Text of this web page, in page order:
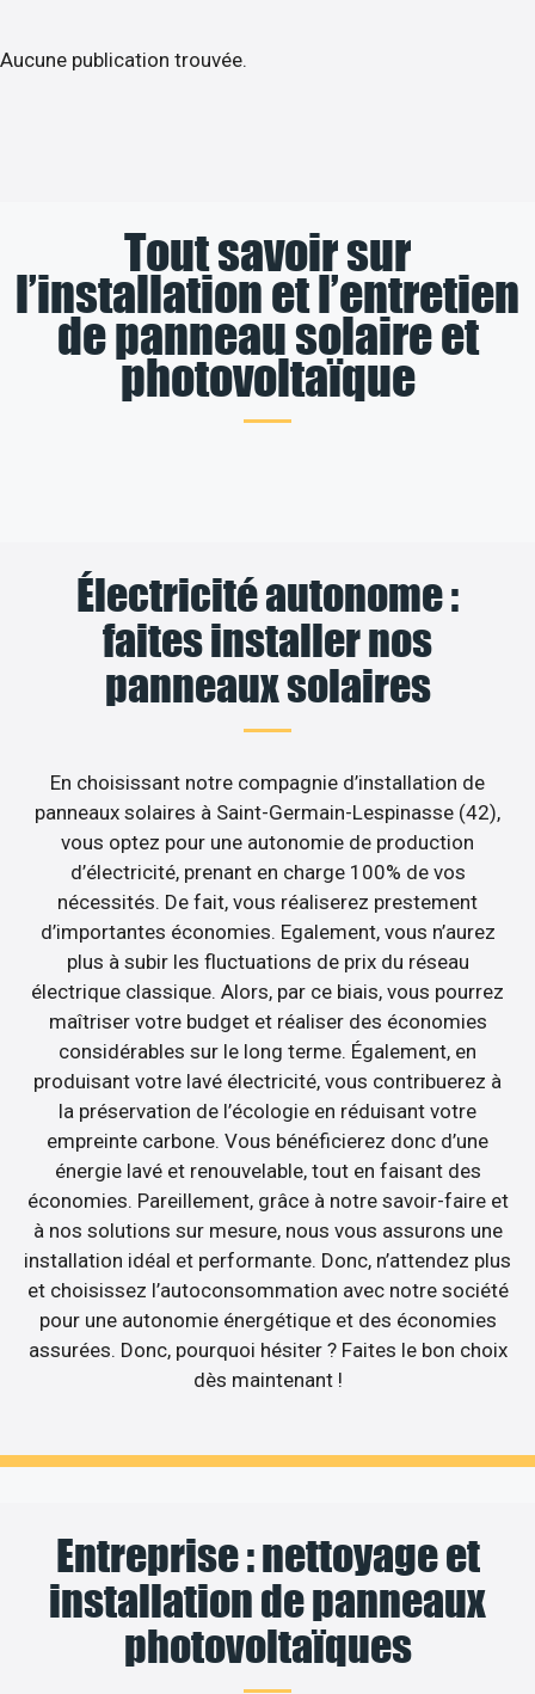
Aucune publication trouvée.
Tout savoir sur
l’installation et l’entretien
de panneau solaire et
photovoltaïque
Électricité autonome :
faites installer nos
panneaux solaires
En choisissant notre compagnie d’installation de
panneaux solaires à Saint-Germain-Lespinasse (42),
vous optez pour une autonomie de production
d’électricité, prenant en charge 100% de vos
nécessités. De fait, vous réaliserez prestement
d’importantes économies. Egalement, vous n’aurez
plus à subir les fluctuations de prix du réseau
électrique classique. Alors, par ce biais, vous pourrez
maîtriser votre budget et réaliser des économies
considérables sur le long terme. Également, en
produisant votre lavé électricité, vous contribuerez à
la préservation de l’écologie en réduisant votre
empreinte carbone. Vous bénéficierez donc d’une
énergie lavé et renouvelable, tout en faisant des
économies. Pareillement, grâce à notre savoir-faire et
à nos solutions sur mesure, nous vous assurons une
installation idéal et performante. Donc, n’attendez plus
et choisissez l’autoconsommation avec notre société
pour une autonomie énergétique et des économies
assurées. Donc, pourquoi hésiter ? Faites le bon choix
dès maintenant !
Entreprise : nettoyage et
installation de panneaux
photovoltaïques